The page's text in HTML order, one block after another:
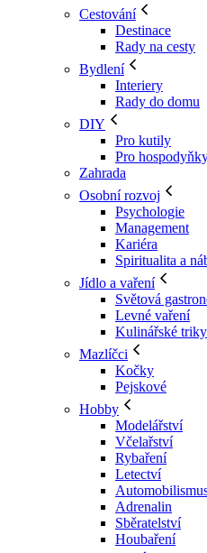
Cestování
Destinace
Rady na cesty
Bydlení
Interiery
Rady do domu
DIY
Pro kutily
Pro
Zahrada
Osobní rozvoj
Psychologie
Management
Kariéra
Spiritualita a
Jídlo a vaření
Světová
Levné vaření
Kulinářské triky
Mazlíčci
Kočky
Pejskové
Hobby
Modelářství
Včelařství
Rybaření
Letectví
Adrenalin
Sběratelství
Houbaření